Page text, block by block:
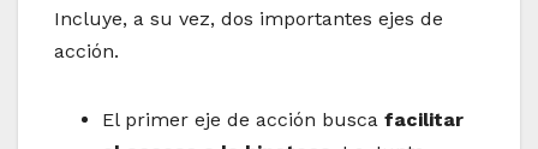
Incluye, a su vez, dos importantes ejes de
acción.
El primer eje de acción busca facilitar